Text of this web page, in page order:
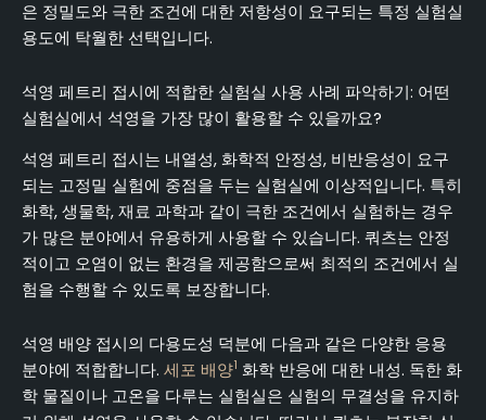
은 정밀도와 극한 조건에 대한 저항성이 요구되는 특정 실험실
용도에 탁월한 선택입니다.
석영 페트리 접시에 적합한 실험실 사용 사례 파악하기: 어떤
실험실에서 석영을 가장 많이 활용할 수 있을까요?
석영 페트리 접시는 내열성, 화학적 안정성, 비반응성이 요구
되는 고정밀 실험에 중점을 두는 실험실에 이상적입니다. 특히
화학, 생물학, 재료 과학과 같이 극한 조건에서 실험하는 경우
가 많은 분야에서 유용하게 사용할 수 있습니다. 쿼츠는 안정
적이고 오염이 없는 환경을 제공함으로써 최적의 조건에서 실
험을 수행할 수 있도록 보장합니다.
석영 배양 접시의 다용도성 덕분에 다음과 같은 다양한 응용
분야에 적합합니다. 세포 배양1 화학 반응에 대한 내성. 독한 화
학 물질이나 고온을 다루는 실험실은 실험의 무결성을 유지하